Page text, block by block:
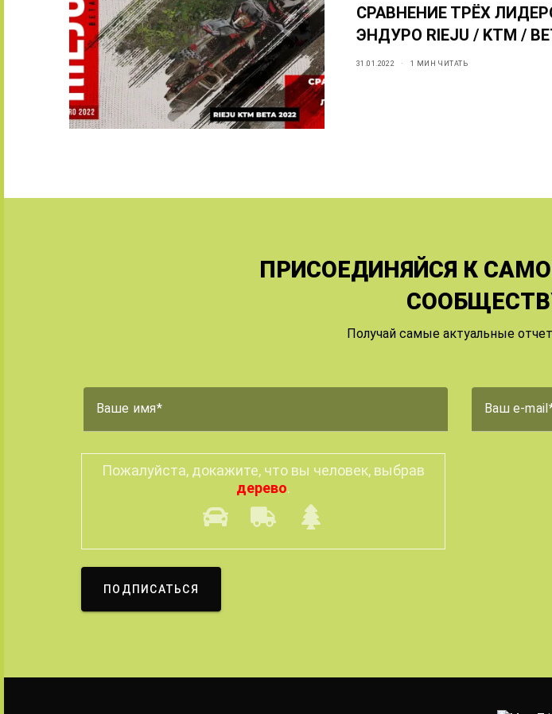
СРАВНЕНИЕ ТРЁХ
ЭНДУРО RIEJU / KTM /
31.01.2022 1 МИН ЧИТАТЬ
ПРИСОЕДИНЯЙСЯ К
Получай самые актуальные
Ваше имя Ваш e-mail
Пожалуйста, докажите, что вы человек, выбрав
дерево.
ПОДПИСАТЬСЯ